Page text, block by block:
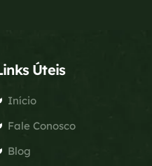
Úteis
Início
Fale Conosco
Blog